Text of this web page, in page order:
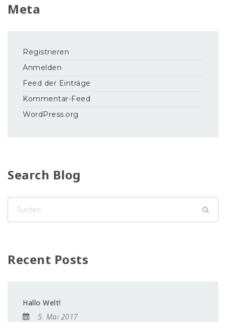
Meta
Registrieren
Anmelden
Feed der Einträge
Kommentar-Feed
WordPress.org
Search Blog
Recent Posts
Hallo Welt!
5. Mai 2017